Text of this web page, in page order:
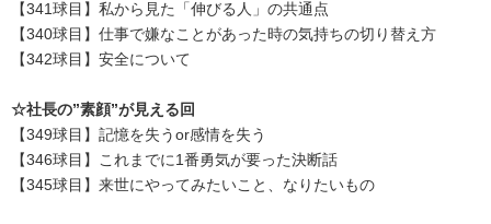
【341球目】私から見た「伸びる人」の共通点
【340球目】仕事で嫌なことがあった時の気持ちの切り替え方
【342球目】安全について
☆社長の”素顔”が見える回
【349球目】記憶を失うor感情を失う
【346球目】これまでに1番勇気が要った決断話
【345球目】来世にやってみたいこと、なりたいもの